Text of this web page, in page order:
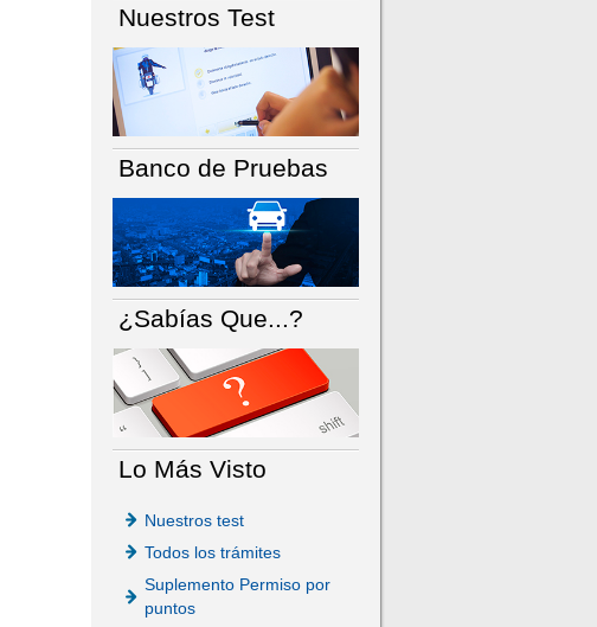
Nuestros Test
Banco de Pruebas
¿Sabías Que...?
Lo Más Visto
Nuestros test
Todos los trámites
Suplemento Permiso por
puntos